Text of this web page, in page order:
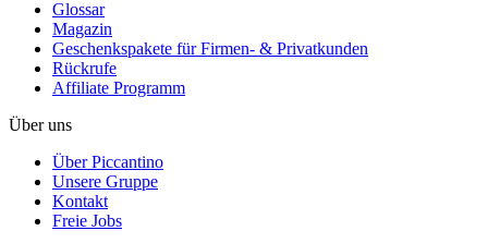
Glossar
Magazin
Geschenkspakete für Firmen- & Privatkunden
Rückrufe
Affiliate Programm
Über uns
Über Piccantino
Unsere Gruppe
Kontakt
Freie Jobs